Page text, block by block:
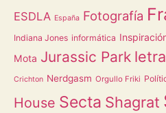
ESDLA España Fotografía
Indiana Jones informática
Mota Jurassic Park
Crichton Nerdgasm Orgullo Friki
House Secta Shagrat